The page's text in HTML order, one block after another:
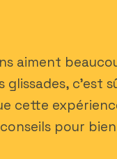
aiment
c’est
cette
pour